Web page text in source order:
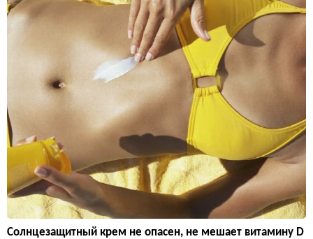
Солнцезащитный крем не опасен, не мешает витамину D